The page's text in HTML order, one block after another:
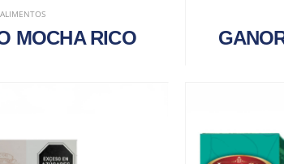
ALIMENTOS
MOCHA RICO